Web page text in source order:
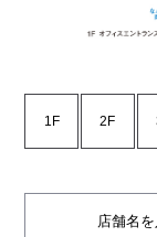
1F 2F
店舗名